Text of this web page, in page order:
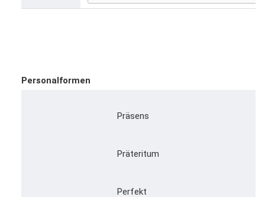
Personalformen
Präsens
Präteritum
Perfekt